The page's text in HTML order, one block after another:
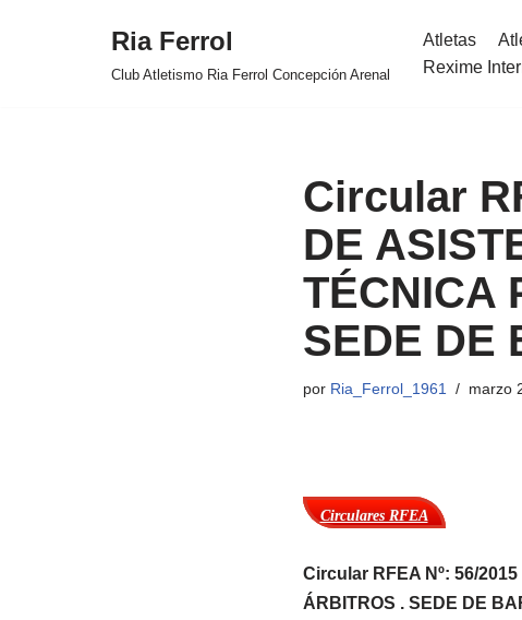
Ria Ferrol
Club Atletismo Ria Ferrol Concepción Arenal
Atletas
Rexime
Circular
DE
TÉCNICA
SEDE DE
por Ria_Ferrol_1961 marzo
Circulares RFEA
Circular RFEA Nº: 56/
ÁRBITROS . SEDE DE